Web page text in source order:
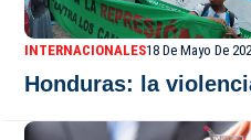
INTERNACIONALES18 De Mayo De
Honduras: la